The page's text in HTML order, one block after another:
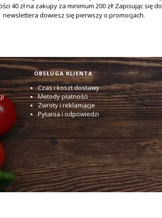
OBSŁUGA KLIENTA
Czas i koszt dostawy
Metody płatności
Zwroty i reklamacje
Pytania i odpowiedzi